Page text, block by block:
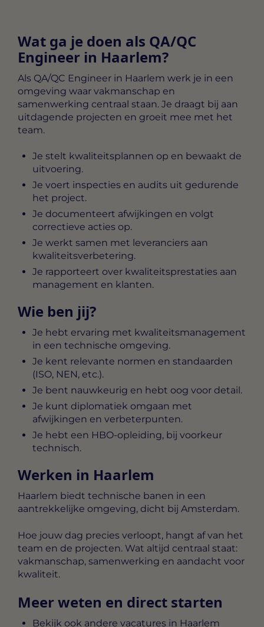
Wat ga je doen als QA/QC
Engineer in Haarlem?
Als QA/QC Engineer in Haarlem werk je in een
omgeving waar vakmanschap en
samenwerking centraal staan. Je draagt bij aan
uitdagende projecten en groeit mee met het
team.
Je stelt kwaliteitsplannen op en bewaakt de
uitvoering.
Je voert inspecties en audits uit gedurende
het project.
Je documenteert afwijkingen en volgt
correctieve acties op.
Je werkt samen met leveranciers aan
kwaliteitsverbetering.
Je rapporteert over kwaliteitsprestaties aan
management en klanten.
Wie ben jij?
Je hebt ervaring met kwaliteitsmanagement
in een technische omgeving.
Je kent relevante normen en standaarden
(ISO, NEN, etc.).
Je bent nauwkeurig en hebt oog voor detail.
Je kunt diplomatiek omgaan met
afwijkingen en verbeterpunten.
Je hebt een HBO-opleiding, bij voorkeur
technisch.
Werken in Haarlem
Haarlem biedt technische banen in een
aantrekkelijke omgeving, dicht bij Amsterdam.
Hoe jouw dag precies verloopt, hangt af van het
team en de projecten. Wat altijd centraal staat:
vakmanschap, samenwerking en aandacht voor
kwaliteit.
Meer weten en direct starten
Bekijk ook andere vacatures in Haarlem